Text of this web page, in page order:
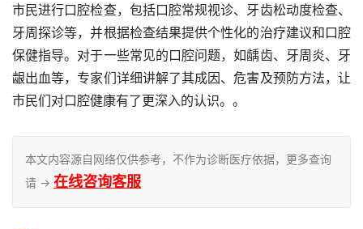
市民进行口腔检查，包括口腔常规视诊、牙齿松动度检查、
牙周探诊等，并根据检查结果提供个性化的治疗建议和口腔
保健指导。对于一些常见的口腔问题，如龋齿、牙周炎、牙
龈出血等，专家们详细讲解了其成因、危害及预防方法，让
市民们对口腔健康有了更深入的认识。。
本文内容源自网络仅供参考，不作为诊断医疗依据，更多查询
请 → 在线咨询客服